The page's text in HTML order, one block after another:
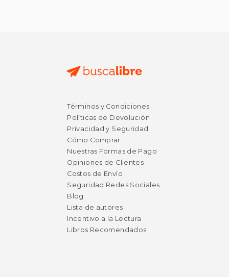
$ 99.75
$ 93.88
50%
dcto.
Términos y Condiciones
Políticas de Devolución
Privacidad y Seguridad
Cómo Comprar
Nuestras Formas de Pago
Opiniones de Clientes
Costos de Envío
Seguridad Redes Sociales
Blog
Lista de autores
Incentivo a la Lectura
Libros Recomendados